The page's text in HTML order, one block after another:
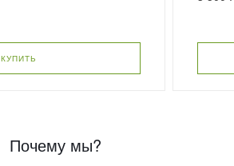
КУПИТЬ
Почему мы?